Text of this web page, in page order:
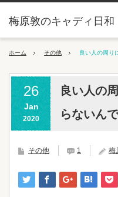
梅原敦のキャディ日和
ホーム その他 良い人の周り
26
Jan
2020
良い人の
らないん
その他 1 梅